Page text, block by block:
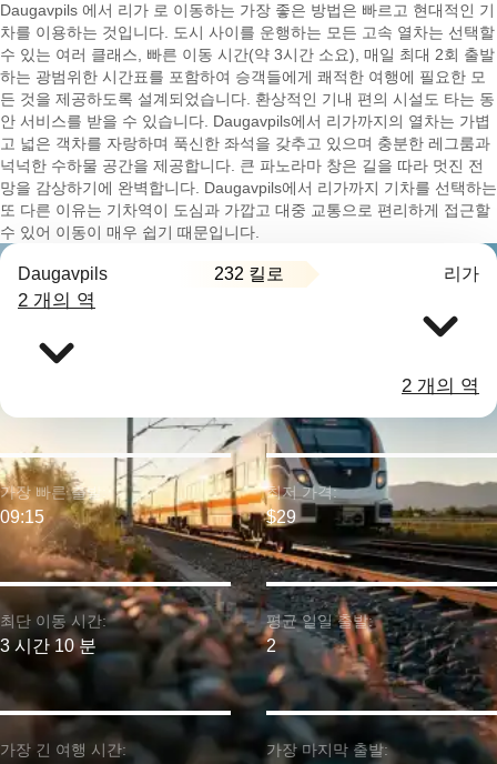
Daugavpils 에서 리가 로 이동하는 가장 좋은 방법은 빠르고 현대적인 기
차를 이용하는 것입니다. 도시 사이를 운행하는 모든 고속 열차는 선택할
수 있는 여러 클래스, 빠른 이동 시간(약 3시간 소요), 매일 최대 2회 출발
하는 광범위한 시간표를 포함하여 승객들에게 쾌적한 여행에 필요한 모
든 것을 제공하도록 설계되었습니다. 환상적인 기내 편의 시설도 타는 동
안 서비스를 받을 수 있습니다. Daugavpils에서 리가까지의 열차는 가볍
고 넓은 객차를 자랑하며 푹신한 좌석을 갖추고 있으며 충분한 레그룸과
넉넉한 수하물 공간을 제공합니다. 큰 파노라마 창은 길을 따라 멋진 전
망을 감상하기에 완벽합니다. Daugavpils에서 리가까지 기차를 선택하는
또 다른 이유는 기차역이 도심과 가깝고 대중 교통으로 편리하게 접근할
수 있어 이동이 매우 쉽기 때문입니다.
Daugavpils 232 킬로 리가
2 개의 역
2 개의 역
최단 이동 시간:
3 시간 10 분
가장 빠른 출발:
09:15
가장 긴 여행 시간:
최저 가격:
$29
평균 일일 출발:
2
가장 마지막 출발: